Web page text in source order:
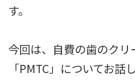
す。
今回は、自費の歯のクリ
「PMTC」についてお話